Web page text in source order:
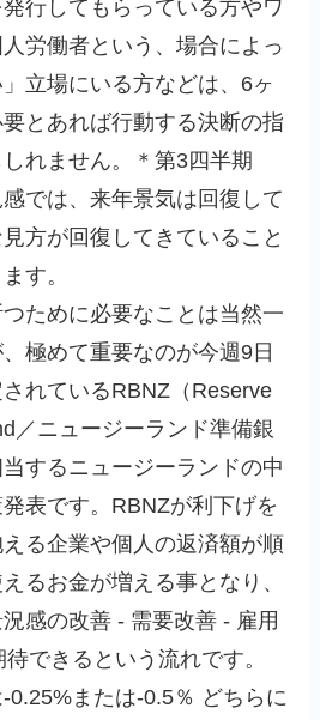
行してもらっている方やワ
労働者という、場合によっ
立場にいる方などは、6ヶ
とあれば行動する決断の指
れません。
＊第3四半期
では、来年景気は回復して
方が回復してきていること
す。
ために必要なことは当然一
極めて重要なのが今週9日
れているRBNZ（Reserve
／ニュージーランド準備銀
するニュージーランドの中
表です。RBNZが利下げを
る企業や個人の返済額が順
るお金が増える事となり、
感の改善 ‐ 需要改善 ‐ 雇用
できるという流れです。
または‐0.5％ どちらに